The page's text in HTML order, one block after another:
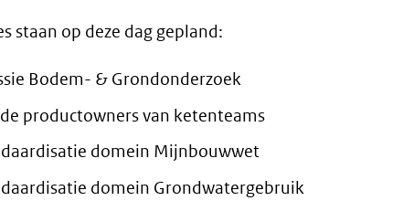
website)
staan op deze dag gepland:
Bodem- & Grondonderzoek
productowners van ketenteams
domein Mijnbouwwet
domein Grondwatergebruik